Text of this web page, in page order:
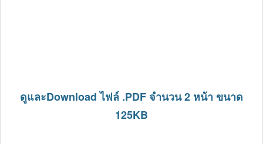
ดูและDownload ไฟล์ .PDF จำนวน 2 หน้า ขนาด
125KB